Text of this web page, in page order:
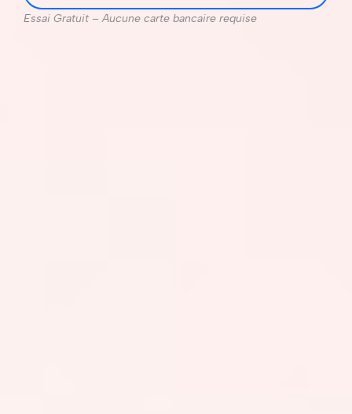
Essai Gratuit – Aucune carte bancaire requise